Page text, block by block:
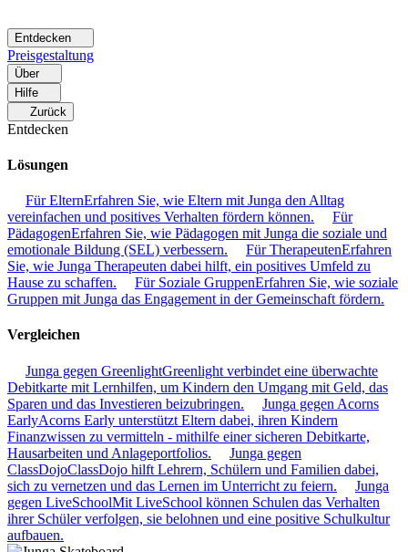
Entdecken
Preisgestaltung
Über
Hilfe
Zurück
Entdecken
Lösungen
Für ElternErfahren Sie, wie Eltern mit Junga den Alltag
vereinfachen und positives Verhalten fördern können.
Für
PädagogenErfahren Sie, wie Pädagogen mit Junga die soziale und
emotionale Bildung (SEL) verbessern.
Für TherapeutenErfahren
Sie, wie Junga Therapeuten dabei hilft, ein positives Umfeld zu
Hause zu schaffen.
Für Soziale GruppenErfahren Sie, wie soziale
Gruppen mit Junga das Engagement in der Gemeinschaft fördern.
Vergleichen
Junga gegen GreenlightGreenlight verbindet eine überwachte
Debitkarte mit Lernhilfen, um Kindern den Umgang mit Geld, das
Sparen und das Investieren beizubringen.
Junga gegen Acorns
EarlyAcorns Early unterstützt Eltern dabei, ihren Kindern
Finanzwissen zu vermitteln - mithilfe einer sicheren Debitkarte,
Hausarbeiten und Anlageportfolios.
Junga gegen
ClassDojoClassDojo hilft Lehrern, Schülern und Familien dabei,
sich zu vernetzen und das Lernen im Unterricht zu feiern.
Junga
gegen LiveSchoolMit LiveSchool können Schulen das Verhalten
ihrer Schüler verfolgen, sie belohnen und eine positive Schulkultur
aufbauen.